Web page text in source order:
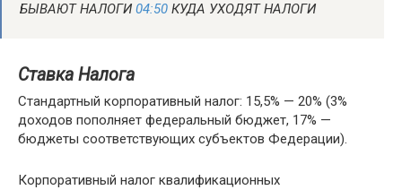
БЫВАЮТ НАЛОГИ 04:50 КУДА УХОДЯТ НАЛОГИ
Ставка Налога
Стандартный корпоративный налог: 15,5% — 20% (3%
доходов пополняет федеральный бюджет, 17% —
бюджеты соответствующих субъектов Федерации).
Корпоративный налог квалификационных